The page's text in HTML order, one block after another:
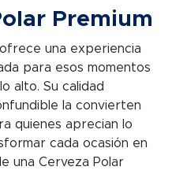
Premium
una experiencia
para esos momentos
alto. Su calidad
la convierten
quienes aprecian lo
cada ocasión en
una Cerveza Polar